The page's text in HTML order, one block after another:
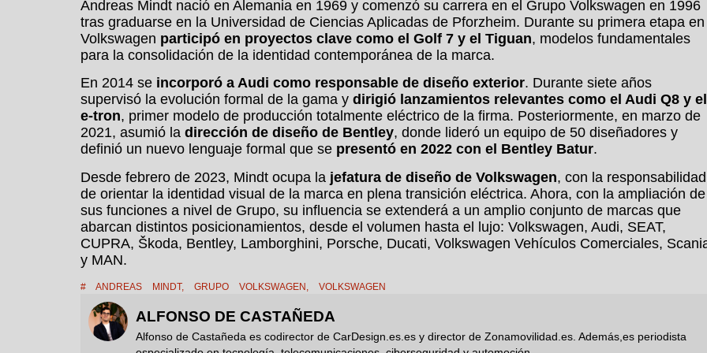
Andreas Mindt nació en Alemania en 1969 y comenzó su carrera en el Grupo Volkswagen en 1996
tras graduarse en la Universidad de Ciencias Aplicadas de Pforzheim. Durante su primera etapa en
Volkswagen participó en proyectos clave como el Golf 7 y el Tiguan, modelos fundamentales
para la consolidación de la identidad contemporánea de la marca.
En 2014 se incorporó a Audi como responsable de diseño exterior. Durante siete años
supervisó la evolución formal de la gama y dirigió lanzamientos relevantes como el Audi Q8 y el
e-tron, primer modelo de producción totalmente eléctrico de la firma. Posteriormente, en marzo de
2021, asumió la dirección de diseño de Bentley, donde lideró un equipo de 50 diseñadores y
definió un nuevo lenguaje formal que se presentó en 2022 con el Bentley Batur.
Desde febrero de 2023, Mindt ocupa la jefatura de diseño de Volkswagen, con la responsabilidad
de orientar la identidad visual de la marca en plena transición eléctrica. Ahora, con la ampliación de
sus funciones a nivel de Grupo, su influencia se extenderá a un amplio conjunto de marcas que
abarcan distintos posicionamientos, desde el volumen hasta el lujo: Volkswagen, Audi, SEAT,
CUPRA, Škoda, Bentley, Lamborghini, Porsche, Ducati, Volkswagen Vehículos Comerciales,
y MAN.
# ANDREAS MINDT, GRUPO VOLKSWAGEN , VOLKSWAGEN
ALFONSO DE CASTAÑEDA
Alfonso de Castañeda es codirector de CarDesign.es.es y director de Zonamovilidad.es. Además,es periodista